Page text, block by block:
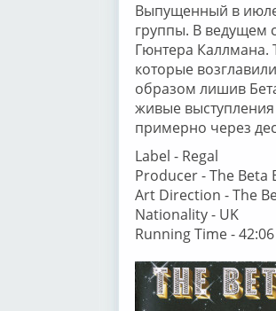
Выпущенный в
группы. В ведущем
Гюнтера Каллмана.
которые
образом лишив
живые
примерно через
Label - Regal
Producer - The Beta
Art Direction - The
Nationality - UK
Running Time - 42:06